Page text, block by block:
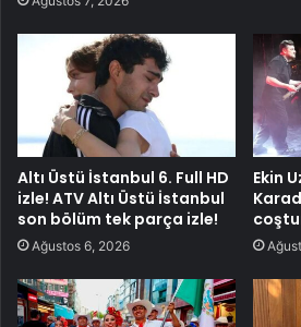
Altı Üstü İstanbul 6. Full HD
izle! ATV Altı Üstü İstanbul
son bölüm tek parça izle!
Ağustos 6, 2026
Ekin